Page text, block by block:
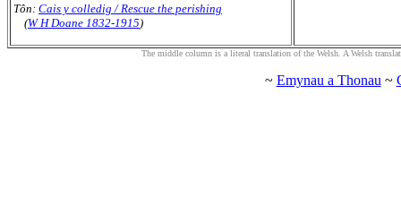
Tôn: Cais y colledig / Rescue the perishing
(W H Doane 1832-1915)
The middle column is a literal translation of the Welsh. A Welsh
~ Emynau a Thonau ~